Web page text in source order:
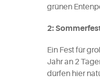
grünen
2:
Ein Fest für
Jahr an 2
dürfen hier